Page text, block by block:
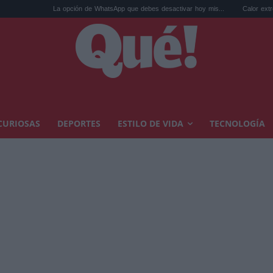
La opción de WhatsApp que debes desactivar hoy mis... Calor extremo y
DEPORTES ESTILO DE VIDA TECNOLOGÍA